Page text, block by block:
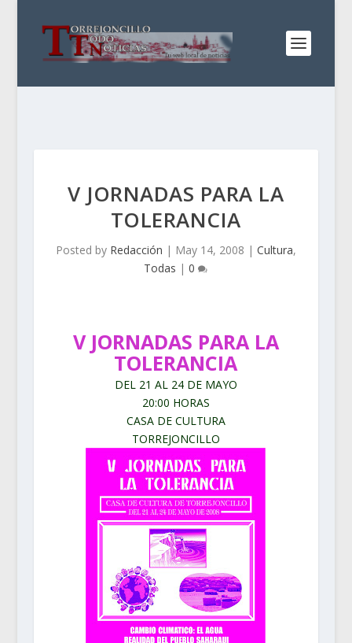
V JORNADAS PARA LA
TOLERANCIA
Posted by Redacción | May 14, 2008 | Cultura,
Todas |0
V JORNADAS PARA LA
TOLERANCIA
DEL 21 AL 24 DE MAYO
20:00 HORAS
CASA DE CULTURA
TORREJONCILLO